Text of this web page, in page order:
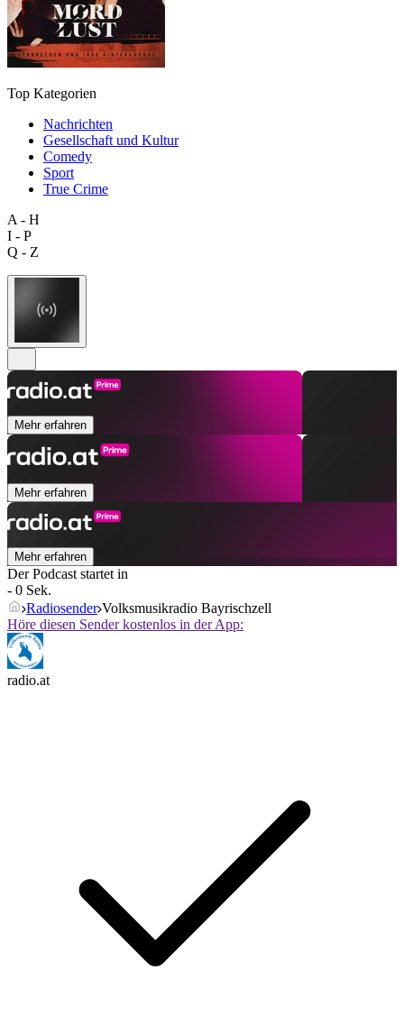
Top Kategorien
Nachrichten
Gesellschaft und Kultur
Comedy
Sport
True Crime
A - H
I - P
Q - Z
Mehr erfahren
Mehr erfahren
Mehr erfahren
Der Podcast startet in
- 0 Sek.
Radiosender Volksmusikradio Bayrischzell
Höre diesen Sender kostenlos in der App:
radio.at